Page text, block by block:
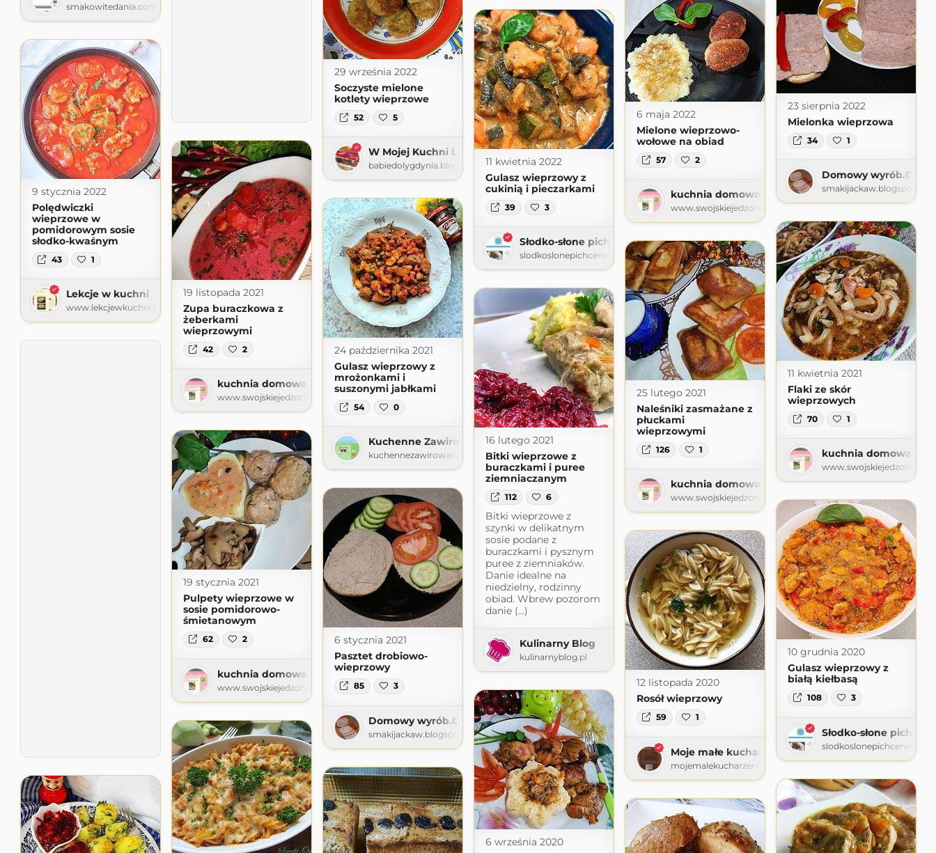
smakowitedania.com
29 września 2022
Soczyste mielone
kotlety wieprzowe
52 5
W Mojej Kuchni Lubię
babiedolygdynia.blogspot.com
23 sierpnia 2022
Mielonka wieprzowa
34 1
Domowy wyrób.Coś
6 maja 2022
Mielone wieprzowo-
wołowe na obiad
57 2
kuchnia domowa Agi - blog kulinarny
www.swojskiejedzonko72.com.pl
11 kwietnia 2022
Gulasz wieprzowy z
cukinią i pieczarkami
39 3
Słodko-słone pichcenie
slodkoslonepichcenie.blogspot.com
9 stycznia 2022
Polędwiczki
wieprzowe w
pomidorowym sosie
słodko-kwaśnym
43 1
Lekcje w kuchni
www.lekcjewkuchni.pl
19 listopada 2021
Zupa buraczkowa z
żeberkami
wieprzowymi
42 2
kuchnia domowa Agi - blog kulinarny
www.swojskiejedzonko72.com.pl
24 października 2021
Gulasz wieprzowy z
mrożonkami i
suszonymi jabłkami
54 0
Kuchenne Zawirowanie
kuchennezawirowanie.blogspot.com
11 kwietnia 2021
Flaki ze skór
wieprzowych
70 1
kuchnia domowa Agi
25 lutego 2021
Naleśniki zasmażane z
płuckami
wieprzowymi
126 1
kuchnia domowa Agi - blog kulinarny
www.swojskiejedzonko72.com.pl
16 lutego 2021
Bitki wieprzowe z
buraczkami i puree
ziemniaczanym
112 6
Bitki wieprzowe z
szynki w delikatnym
sosie podane z
buraczkami i pysznym
puree z ziemniaków.
Danie idealne na
niedzielny, rodzinny
obiad. Wbrew pozorom
danie (...)
Kulinarny Blog
kulinarnyblog.pl
19 stycznia 2021
Pulpety wieprzowe w
sosie pomidorowo-
śmietanowym
62 2
kuchnia domowa Agi - blog kulinarny
www.swojskiejedzonko72.com.pl
6 stycznia 2021
Pasztet drobiowo-
wieprzowy
85 3
Domowy wyrób.Coś do chleba i talerza.
smakijackaw.blogspot.com
10 grudnia 2020
Gulasz wieprzowy z
białą kiełbasą
108 3
Słodko-słone
12 listopada 2020
Rosół wieprzowy
59 1
Moje małe kucharzenie
mojemalekucharzenie.blogspot.com
6 września 2020